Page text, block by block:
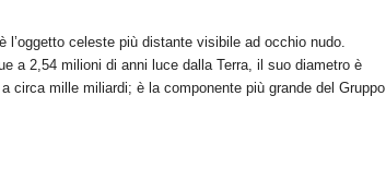
celeste più distante visibile ad occhio nudo.
a 2,54 milioni di anni luce dalla Terra, il suo diametro è
circa mille miliardi; è la componente più grande del Gruppo